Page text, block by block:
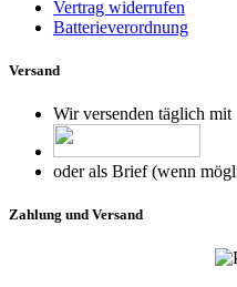
Vertrag widerrufen
Batterieverordnung
Versand
Wir versenden täglich mit
oder als Brief (wenn
Zahlung und Versand